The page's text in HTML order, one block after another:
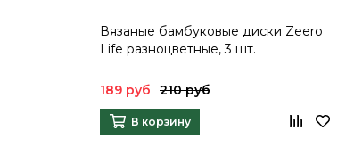
Вязаные бамбуковые диски Zeero
Life разноцветные, 3 шт.
189 руб 210 руб
В корзину